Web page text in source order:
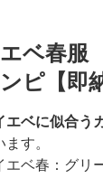
ベ春服
ピ【即
エベに似合う
ます。
ベ春：グリ